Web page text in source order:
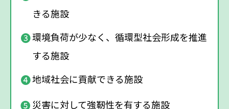
きる施設
❸環境負荷が少なく、循環型社会形成を推進
する施設
❹地域社会に貢献できる施設
❺災害に対して強靭性を有する施設